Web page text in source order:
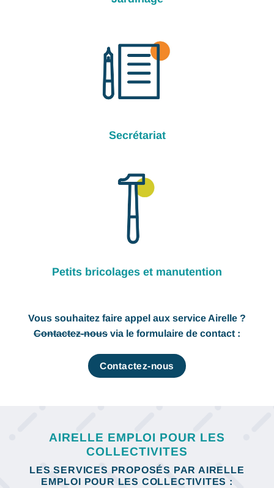
Secrétariat
Petits bricolages et manutention
Vous souhaitez faire appel aux service Airelle ?
Contactez-nous via le formulaire de contact :
Contactez-nous
AIRELLE EMPLOI POUR LES
COLLECTIVITES
LES SERVICES PROPOSÉS PAR AIRELLE
EMPLOI POUR LES COLLECTIVITES :